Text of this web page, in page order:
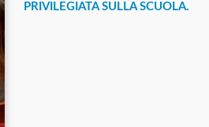
PRIVILEGIATA SULLA SCUOLA.